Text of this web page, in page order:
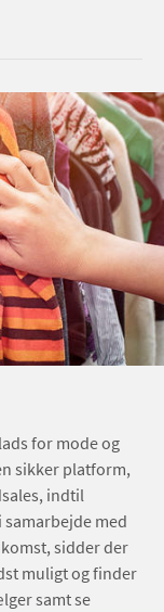
for mode og
sikker platform,
indtil
med
sidder der
muligt og finder
samt se